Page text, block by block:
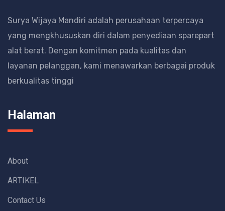
Surya Wijaya Mandiri adalah perusahaan terpercaya
yang mengkhususkan diri dalam penyediaan sparepart
alat berat. Dengan komitmen pada kualitas dan
layanan pelanggan, kami menawarkan berbagai produk
berkualitas tinggi
Halaman
About
ARTIKEL
Contact Us